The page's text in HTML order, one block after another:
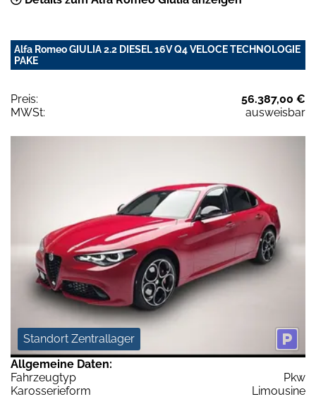
Alfa Romeo GIULIA 2.2 DIESEL 16V Q4 VELOCE TECHNOLOGIE
PAKE
Preis:
56.387,00 €
MWSt:
ausweisbar
Standort Zentrallager
Allgemeine Daten:
Fahrzeugtyp
Pkw
Karosserieform
Limousine